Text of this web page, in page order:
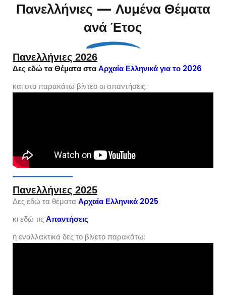
Πανελλήνιες — Λυμένα Θέματα
ανά Έτος
Πανελλήνιες 2026
Δες εδώ τα Θέματα σταΑρχαία Ελληνικά για το 2026
και στο παρακάτω βίντεο οι απαντήσεις:
Πανελλήνιες 2025
Δες εδώ τα θέματα Αρχαία Ελληνικά 2025
κι εδώ τιςΑπαντήσεις
ή εναλλακτικά δες το βίνετο παρακάτω: